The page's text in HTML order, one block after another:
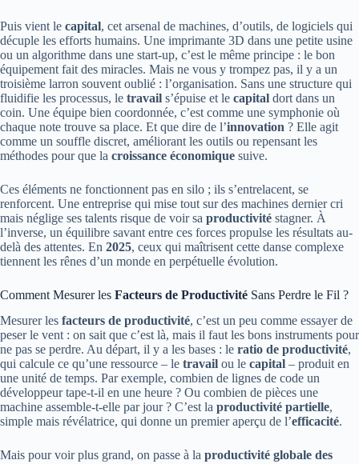
Puis vient le capital, cet arsenal de machines, d’outils, de logiciels qui
décuple les efforts humains. Une imprimante 3D dans une petite usine
ou un algorithme dans une start-up, c’est le même principe : le bon
équipement fait des miracles. Mais ne vous y trompez pas, il y a un
troisième larron souvent oublié : l’organisation. Sans une structure qui
fluidifie les processus, le travail s’épuise et le capital dort dans un
coin. Une équipe bien coordonnée, c’est comme une symphonie où
chaque note trouve sa place. Et que dire de l’innovation ? Elle agit
comme un souffle discret, améliorant les outils ou repensant les
méthodes pour que la croissance économique suive.
Ces éléments ne fonctionnent pas en silo ; ils s’entrelacent, se
renforcent. Une entreprise qui mise tout sur des machines dernier cri
mais néglige ses talents risque de voir sa productivité stagner. À
l’inverse, un équilibre savant entre ces forces propulse les résultats au-
delà des attentes. En 2025, ceux qui maîtrisent cette danse complexe
tiennent les rênes d’un monde en perpétuelle évolution.
Comment Mesurer les Facteurs de Productivité Sans Perdre le Fil ?
Mesurer les facteurs de productivité, c’est un peu comme essayer de
peser le vent : on sait que c’est là, mais il faut les bons instruments pour
ne pas se perdre. Au départ, il y a les bases : le ratio de productivité,
qui calcule ce qu’une ressource – le travail ou le capital – produit en
une unité de temps. Par exemple, combien de lignes de code un
développeur tape-t-il en une heure ? Ou combien de pièces une
machine assemble-t-elle par jour ? C’est la productivité partielle,
simple mais révélatrice, qui donne un premier aperçu de l’efficacité.
Mais pour voir plus grand, on passe à la productivité globale des